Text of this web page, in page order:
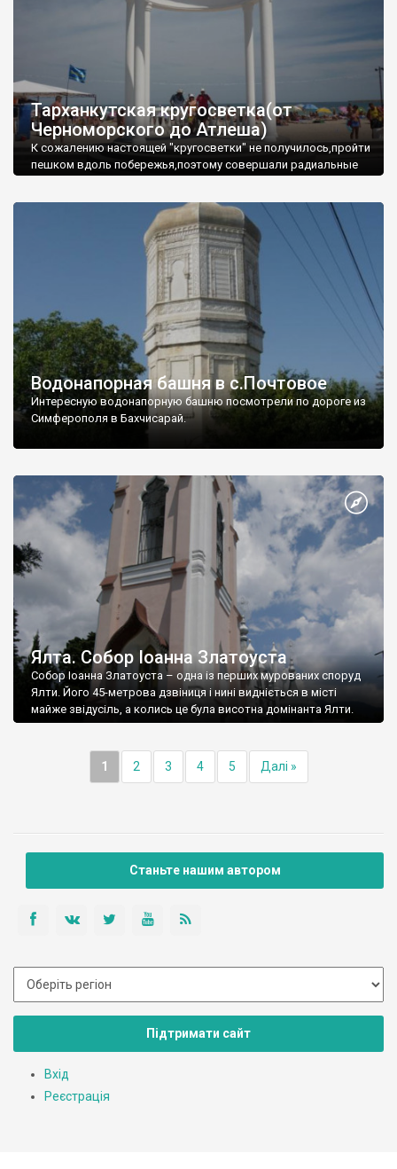
Тарханкутская кругосветка(от
Черноморского до Атлеша)
К сожалению настоящей "кругосветки" не получилось,пройти
пешком вдоль побережья,поэтому совершали радиальные
Водонапорная башня в с.Почтовое
Интересную водонапорную башню посмотрели по дороге из
Симферополя в Бахчисарай.
Ялта. Собор Іоанна Златоуста
Собор Іоанна Златоуста – одна із перших мурованих споруд
Ялти. Його 45-метрова дзвіниця і нині видніється в місті
майже звідусіль, а колись це була висотна домінанта Ялти.
1 2 3 4 5 Далі »
Станьте нашим автором
Підтримати сайт
Вхід
Реєстрація